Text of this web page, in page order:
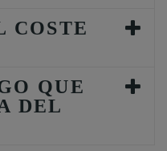
COSTE
QUE
DEL